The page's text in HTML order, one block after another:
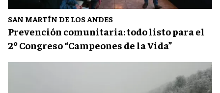
SAN MARTÍN DE LOS ANDES
Prevención comunitaria: todo listo para el
2º Congreso “Campeones de la Vida”